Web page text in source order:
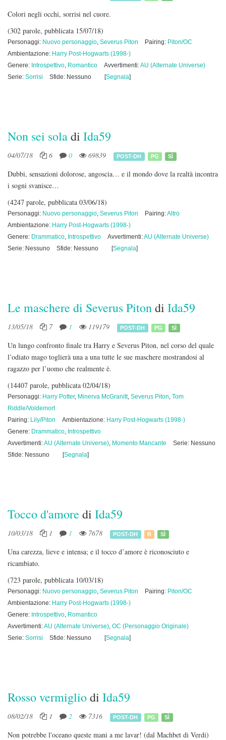
Colori negli occhi, sorrisi nel cuore.
(302 parole, pubblicata 15/07/18)
Personaggi: Nuovo personaggio, Severus Piton Pairing: Piton/OC
Ambientazione: Harry Post-Hogwarts (1998-)
Genere: Introspettivo, Romantico Avvertimenti:AU (Alternate Universe)
Serie: Sorrisi Sfide: Nessuno [Segnala]
Non sei soladi Ida59
04/07/18 6 0 69839 POST-DH PG SÌ
Dubbi, sensazioni dolorose, angoscia… e il mondo dove la realtà incontra
i sogni svanisce…
(4247 parole, pubblicata 03/06/18)
Personaggi: Nuovo personaggio, Severus Piton Pairing:Altro
Ambientazione: Harry Post-Hogwarts (1998-)
Genere: Drammatico, Introspettivo Avvertimenti:AU (Alternate Universe)
Serie: Nessuno
Sfide: Nessuno [Segnala]
Le maschere di Severus Pitondi Ida59
13/05/18 7 1 119179 POST-DH PG SÌ
Un lungo confronto finale tra Harry e Severus Piton, nel corso del quale
l’odiato mago toglierà una a una tutte le sue maschere mostrandosi al
ragazzo per l’uomo che realmente è.
(14407 parole, pubblicata 02/04/18)
Personaggi: Harry Potter, Minerva McGranitt, Severus Piton, Tom
Riddle/Voldemort
Pairing: Lily/Piton Ambientazione: Harry Post-Hogwarts (1998-)
Genere: Drammatico, Introspettivo
Avvertimenti:AU (Alternate Universe), Momento Mancante
Serie: Nessuno
Sfide: Nessuno
[Segnala]
Tocco d'amore di Ida59
10/03/18 1 1 7678 POST-DH R SÌ
Una carezza, lieve e intensa; e il tocco d’amore è riconosciuto e
ricambiato.
(723 parole, pubblicata 10/03/18)
Personaggi: Nuovo personaggio, Severus Piton Pairing: Piton/OC
Ambientazione: Harry Post-Hogwarts (1998-)
Genere: Introspettivo, Romantico
Avvertimenti:AU (Alternate Universe), OC (Personaggio Originale)
Serie: Sorrisi Sfide: Nessuno [Segnala]
Rosso vermigliodi Ida59
08/02/18 1 2 7316 POST-DH PG SÌ
Non potrebbe l'oceano queste mani a me lavar! (dal Machbet di Verdi)